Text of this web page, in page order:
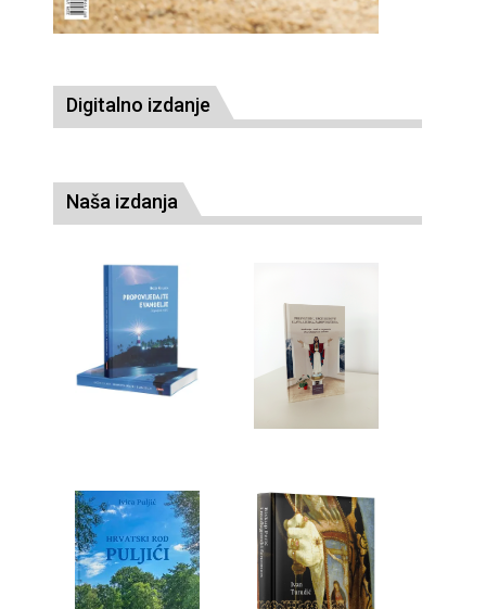
Digitalno izdanje
Naša izdanja